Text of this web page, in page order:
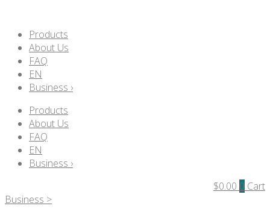
Products
About Us
FAQ
EN
Business ›
Products
About Us
FAQ
EN
Business ›
$0.00 0 Cart
Business >